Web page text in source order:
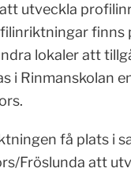
utveckla
finns
lokaler att
i Rinmanskolan
få plats i
Fröslunda att